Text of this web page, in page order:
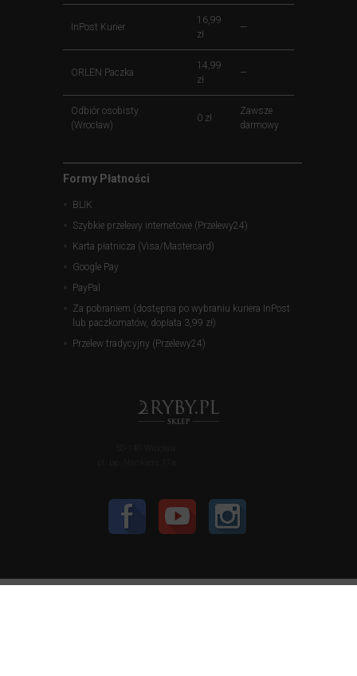
InPost Kurier
16,99
zł
—
ORLEN Paczka
14,99
zł
—
Odbiór osobisty
(Wrocław)
0 zł
Zawsze
darmowy
Formy Płatności
BLIK
Szybkie przelewy internetowe (Przelewy24)
Karta płatnicza (Visa/Mastercard)
Google Pay
PayPal
Za pobraniem (dostępna po wybraniu kuriera InPost
lub paczkomatów, dopłata 3,99 zł)
Przelew tradycyjny (Przelewy24)